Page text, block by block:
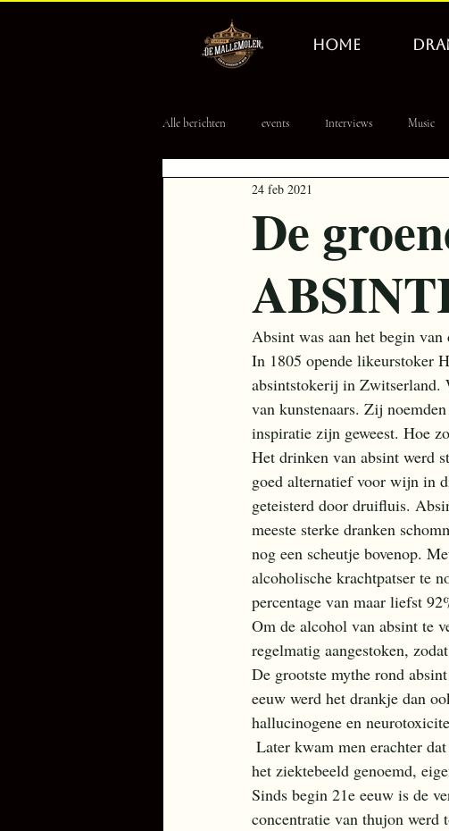
HOME
Alle berichten events Interviews Music
Erevisionair Tourpoule
De
24 feb 2021
Absint was aan het begin
In 1805 opende likeurstoker
absintstokerij in Zwitserland.
van kunstenaars. Zij
inspiratie zijn geweest. Hoe
Het drinken van absint werd
goed alternatief voor wijn in
geteisterd door druifluis.
meeste sterke dranken
nog een scheutje bovenop.
alcoholische krachtpatser te
percentage van maar liefst
Om de alcohol van absint te
regelmatig aangestoken,
De grootste mythe rond
eeuw werd het drankje dan
hallucinogene en
het ziektebeeld genoemd,
Sinds begin 21e eeuw is de
concentratie van thujon werd